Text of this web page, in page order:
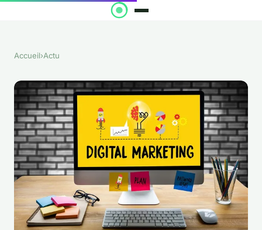
Accueil›Actu